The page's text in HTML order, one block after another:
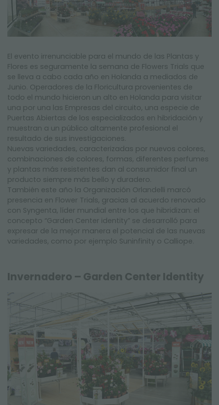
NEWSLETTER
El evento irrenunciable para el mundo de las Plantas y
Flores es seguramente la semana de Flowers Trials que
se lleva a cabo cada año en Holanda a mediados de
Junio. Operadores de la Floricultura provenientes de
todo el mundo hicieron un alto en Holanda para visitar
una por una las Empresas del circuito, una especie de
Puertas Abiertas de los especializados en hibridación y
muestran a un público altamente profesional el
resultado de sus investigaciones.
Nuevas variedades, caracterizadas por nuevos colores,
combinaciones de colores, formas, diferentes perfumes
y plantas más resistentes dan al consumidor final un
producto siempre más bello y duradero.
También este año la Organización Orlandelli marcó
presencia en Flower Trials, gracias al acuerdo renovado
con Syngenta, líder mundial entre los que hibridizan: el
concepto “Garden Center identity” se desarrolló para
expresar de la mejor manera el potencial de las nuevas
variedades, como por ejemplo Suninfinity o Calliope.
Invernadero – Garden Center Identity